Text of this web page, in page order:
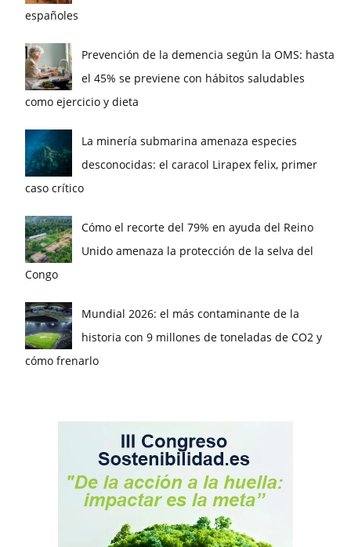
españoles
Prevención de la demencia según la OMS: hasta
el 45% se previene con hábitos saludables
como ejercicio y dieta
La minería submarina amenaza especies
desconocidas: el caracol Lirapex felix, primer
caso crítico
Cómo el recorte del 79% en ayuda del Reino
Unido amenaza la protección de la selva del
Congo
Mundial 2026: el más contaminante de la
historia con 9 millones de toneladas de CO2 y
cómo frenarlo